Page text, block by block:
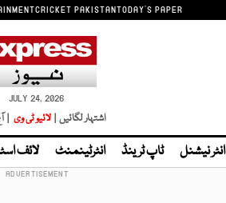
CRICKET PAKISTANTODAY'S PAPER
JULY 24, 2026
اشتہار لگائیں | لائیو ٹی وی |
انٹر نیشنل ٹاپ ٹرینڈ انٹرٹینمنٹ لائف